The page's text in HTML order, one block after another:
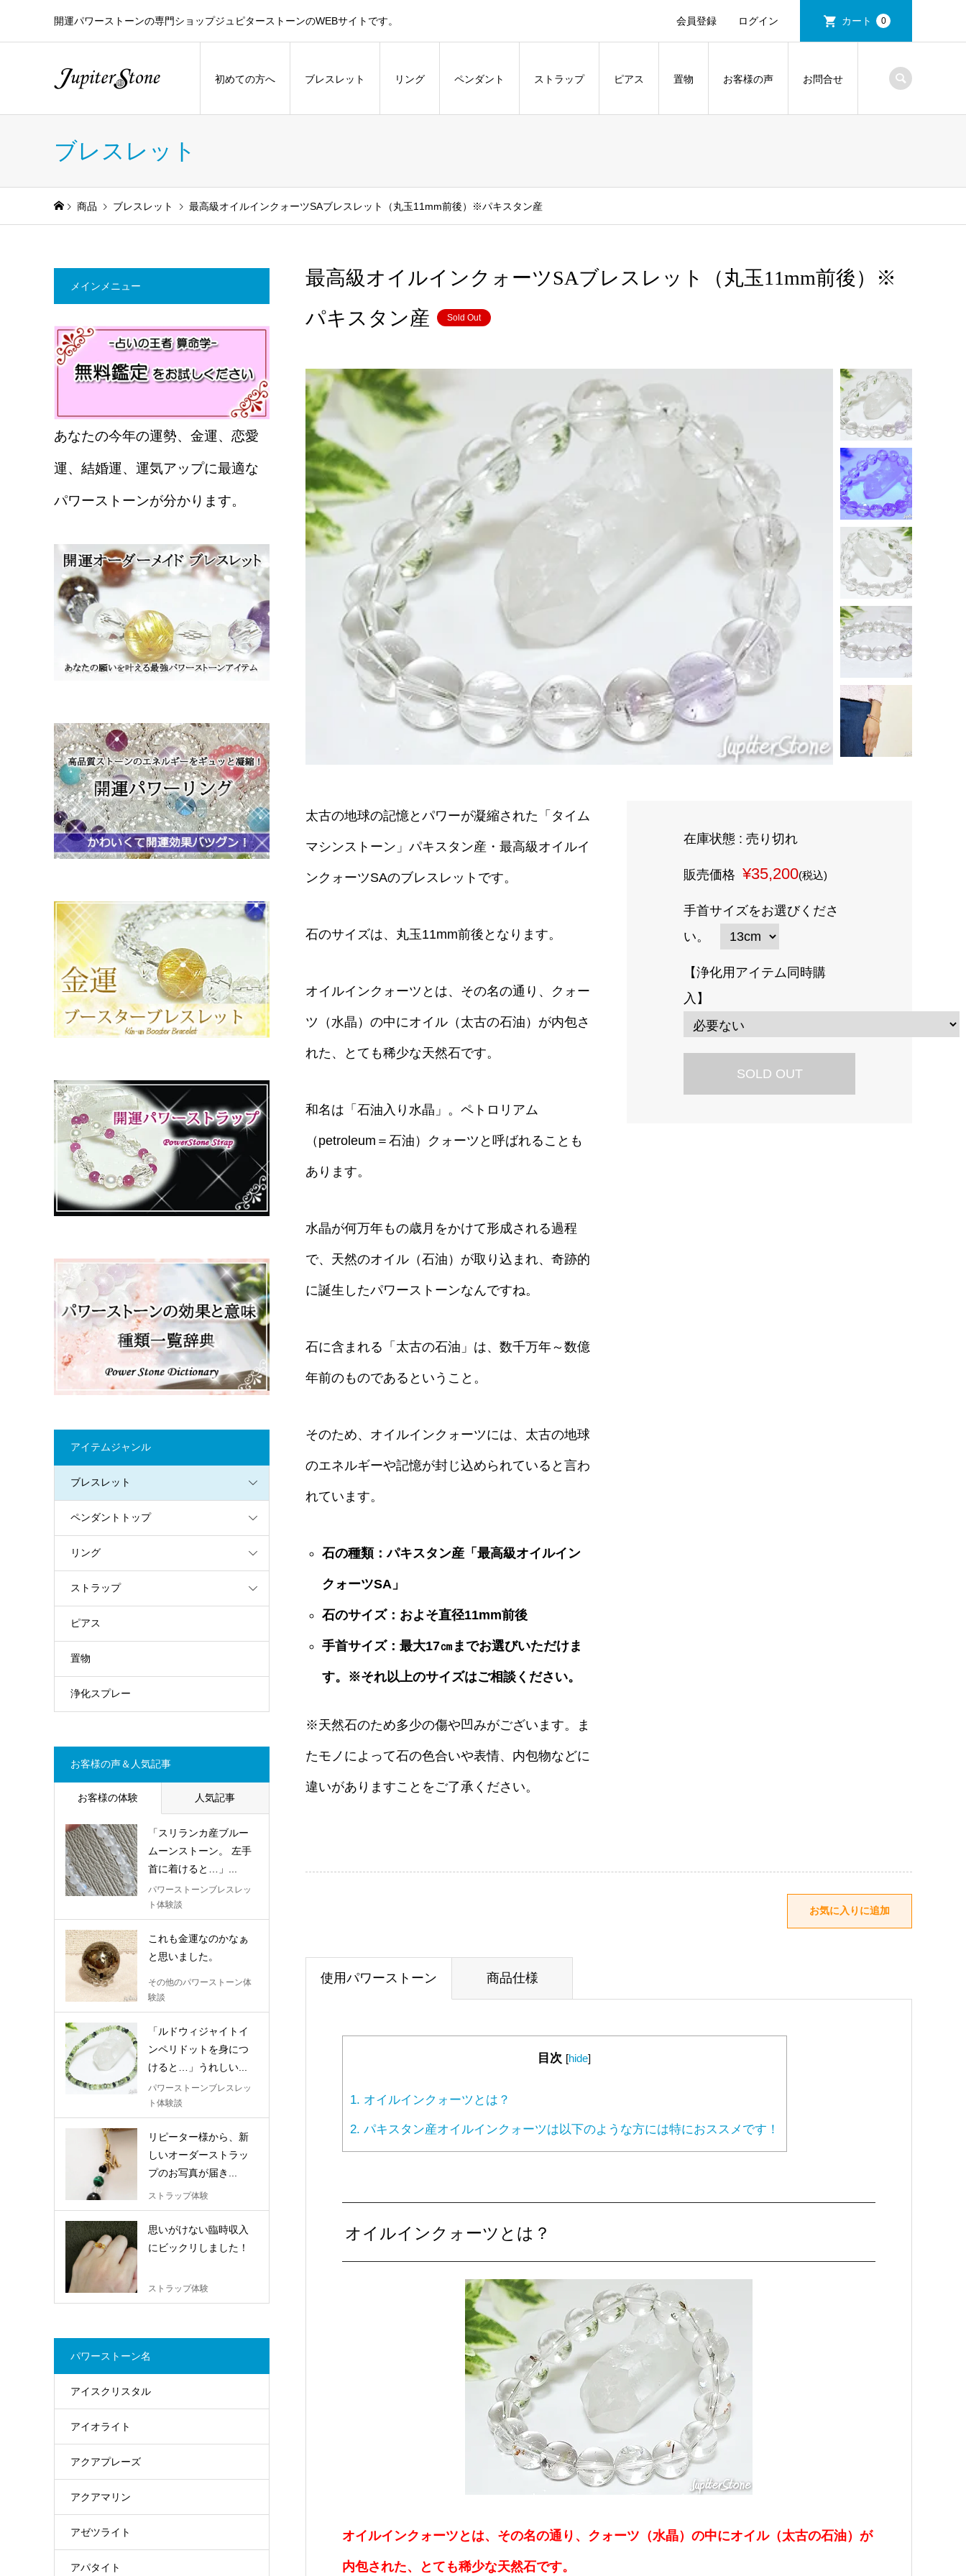
開運パワーストーンの専門ショップジュピターストーンのWEBサイトです。 会員登録 ログイン カート 0
初めての方へ ブレスレット リング ペンダント ストラップ ピアス 置物 お客様の声 お問合せ
ブレスレット
商品 ブレスレット 最高級オイルインクォーツSAブレスレット（丸玉11mm前後）※パキスタン産
最高級オイルインクォーツSAブレスレット（丸玉11mm前後）※
パキスタン産
Sold Out
太古の地球の記憶とパワーが凝縮された「タイム
マシンストーン」パキスタン産・最高級オイルイ
ンクォーツSAのブレスレットです。
石のサイズは、丸玉11mm前後となります。
オイルインクォーツとは、その名の通り、クォー
ツ（水晶）の中にオイル（太古の石油）が内包さ
れた、とても稀少な天然石です。
和名は「石油入り水晶」。ペトロリアム
（petroleum＝石油）クォーツと呼ばれることも
あります。
水晶が何万年もの歳月をかけて形成される過程
で、天然のオイル（石油）が取り込まれ、奇跡的
に誕生したパワーストーンなんですね。
石に含まれる「太古の石油」は、数千万年～数億
年前のものであるということ。
そのため、オイルインクォーツには、太古の地球
のエネルギーや記憶が封じ込められていると言わ
れています。
石の種類：パキスタン産「最高級オイルイン
クォーツSA」
石のサイズ：およそ直径11mm前後
手首サイズ：最大17㎝までお選びいただけま
す。※それ以上のサイズはご相談ください。
※天然石のため多少の傷や凹みがございます。ま
たモノによって石の色合いや表情、内包物などに
違いがありますことをご了承ください。
在庫状態 : 売り切れ
販売価格¥35,200(税込)
手首サイズをお選びくださ
い。
【浄化用アイテム同時購
入】
SOLD OUT
使用パワーストーン 商品仕様
目次 [hide]
1. オイルインクォーツとは？
2. パキスタン産オイルインクォーツは以下のような方には特におススメです！
オイルインクォーツとは？
オイルインクォーツとは、その名の通り、クォーツ（水晶）の中にオイル（太古の石油）が
内包された、とても稀少な天然石です。
メインメニュー
あなたの今年の運勢、金運、恋愛
運、結婚運、運気アップに最適な
パワーストーンが分かります。
アイテムジャンル
ブレスレット
ペンダントトップ
リング
ストラップ
ピアス
置物
浄化スプレー
お客様の声＆人気記事
お客様の体験 人気記事
「スリランカ産ブルー
ムーンストーン。 左手
首に着けると…」...
パワーストーンブレスレッ
ト体験談
これも金運なのかなぁ
と思いました。
その他のパワーストーン体
験談
「ルドウィジャイトイ
ンペリドットを身につ
けると…」うれしい...
パワーストーンブレスレッ
ト体験談
リピーター様から、新
しいオーダーストラッ
プのお写真が届き...
ストラップ体験
思いがけない臨時収入
にビックリしました！
ストラップ体験
パワーストーン名
アイスクリスタル
アイオライト
アクアプレーズ
アクアマリン
アゼツライト
アパタイト